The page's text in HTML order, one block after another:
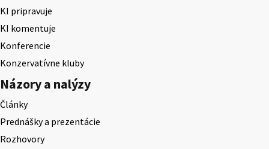
KI pripravuje
KI komentuje
Konferencie
Konzervatívne kluby
Názory a nalýzy
Články
Prednášky a prezentácie
Rozhovory